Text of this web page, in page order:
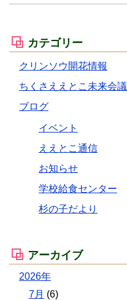
カテゴリー
クリンソウ開花情報
ちくさええとこ未来会議
ブログ
イベント
ええとこ通信
お知らせ
学校給食センター
杉の子だより
アーカイブ
2026年
7月 (6)